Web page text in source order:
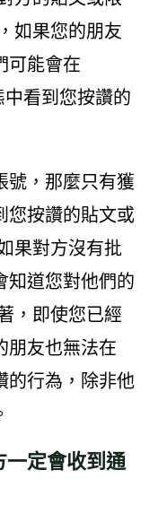
如果您的朋友
可能會在
看到您按讚的
號，那麼只有獲
您按讚的貼文或
果對方沒有批
知道您對他們的
，即使您已經
朋友也無法在
的行為，除非他
定會收到通